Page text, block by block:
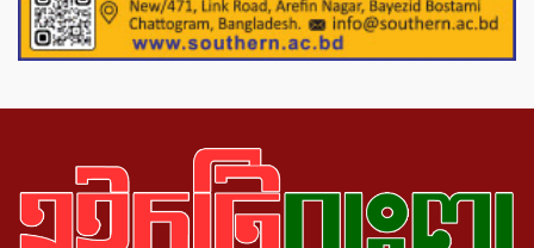
পাটগ্রামে চিকিৎসা সেবায় বীর মুক্তিযোদ্ধা দবির
উদ্দিন ফাউন্ডেশন